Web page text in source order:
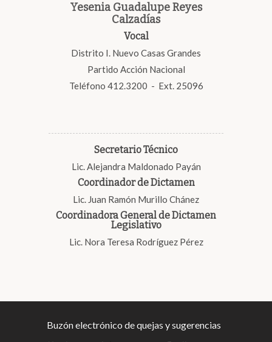
Yesenia Guadalupe Reyes
Calzadías
Vocal
Distrito I. Nuevo Casas Grandes
Partido Acción Nacional
Teléfono 412.3200 - Ext. 25096
Secretario Técnico
Lic. Alejandra Maldonado Payán
Coordinador de Dictamen
Lic. Juan Ramón Murillo Chánez
Coordinadora General de Dictamen
Legislativo
Lic. Nora Teresa Rodríguez Pérez
Buzón electrónico de quejas y sugerencias